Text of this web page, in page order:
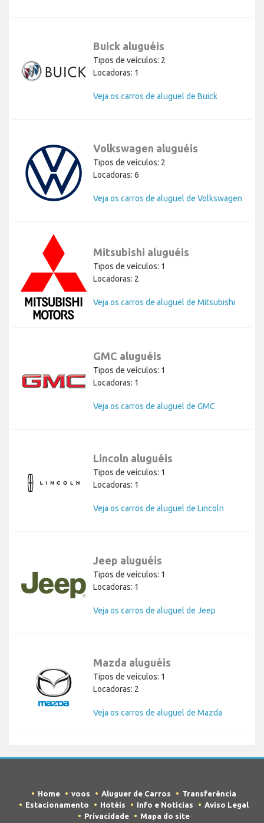
Buick aluguéis
Tipos de veículos: 2
Locadoras: 1
Veja os carros de aluguel de Buick
Volkswagen aluguéis
Tipos de veículos: 2
Locadoras: 6
Veja os carros de aluguel de Volkswagen
Mitsubishi aluguéis
Tipos de veículos: 1
Locadoras: 2
Veja os carros de aluguel de Mitsubishi
GMC aluguéis
Tipos de veículos: 1
Locadoras: 1
Veja os carros de aluguel de GMC
Lincoln aluguéis
Tipos de veículos: 1
Locadoras: 1
Veja os carros de aluguel de Lincoln
Jeep aluguéis
Tipos de veículos: 1
Locadoras: 1
Veja os carros de aluguel de Jeep
Mazda aluguéis
Tipos de veículos: 1
Locadoras: 2
Veja os carros de aluguel de Mazda
Home voos Aluguer de Carros
Transferência
Estacionamento
Hotéis Info e Notícias
Aviso Legal
Privacidade
Mapa do site